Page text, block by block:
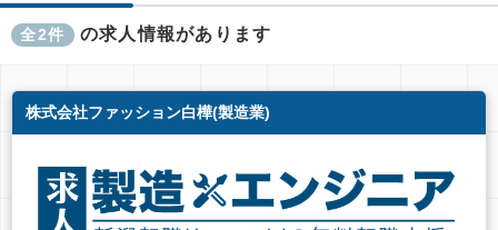
全2件 の求人情報があります
株式会社ファッション白樺(製造業)